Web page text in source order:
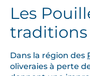
Les
traditions
Dans la région des
oliveraies à perte